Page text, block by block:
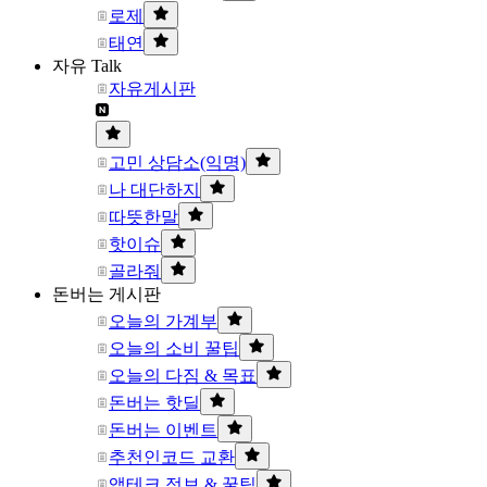
로제
태연
자유 Talk
자유게시판
고민 상담소(익명)
나 대단하지
따뜻한말
핫이슈
골라줘
돈버는 게시판
오늘의 가계부
오늘의 소비 꿀팁
오늘의 다짐 & 목표
돈버는 핫딜
돈버는 이벤트
추천인코드 교환